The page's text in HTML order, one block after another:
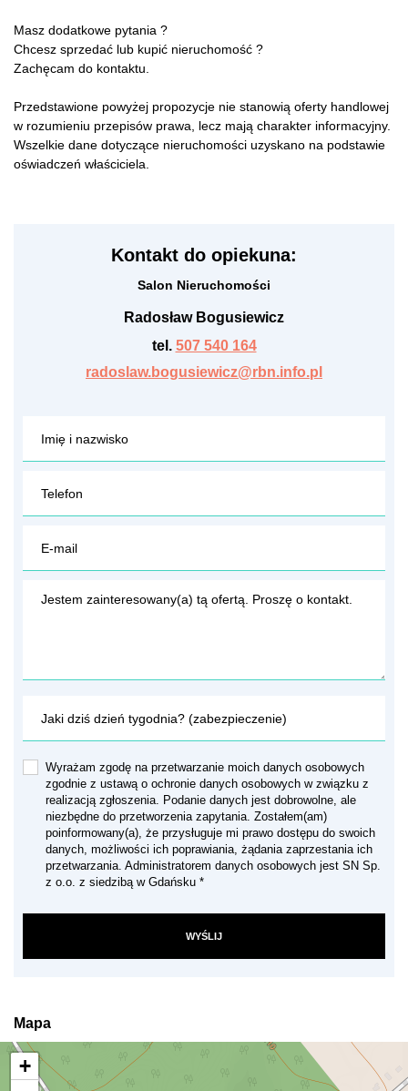
Masz dodatkowe pytania ?
Chcesz sprzedać lub kupić nieruchomość ?
Zachęcam do kontaktu.
Przedstawione powyżej propozycje nie stanowią oferty handlowej
w rozumieniu przepisów prawa, lecz mają charakter informacyjny.
Wszelkie dane dotyczące nieruchomości uzyskano na podstawie
oświadczeń właściciela.
Kontakt do opiekuna:
Salon Nieruchomości
Radosław Bogusiewicz
tel. 507 540 164
radoslaw.bogusiewicz@rbn.info.pl
Wyrażam zgodę na przetwarzanie moich danych osobowych
zgodnie z ustawą o ochronie danych osobowych w związku z
realizacją zgłoszenia. Podanie danych jest dobrowolne, ale
niezbędne do przetworzenia zapytania. Zostałem(am)
poinformowany(a), że przysługuje mi prawo dostępu do swoich
danych, możliwości ich poprawiania, żądania zaprzestania ich
przetwarzania. Administratorem danych osobowych jest SN Sp.
z o.o. z siedzibą w Gdańsku *
Mapa
+